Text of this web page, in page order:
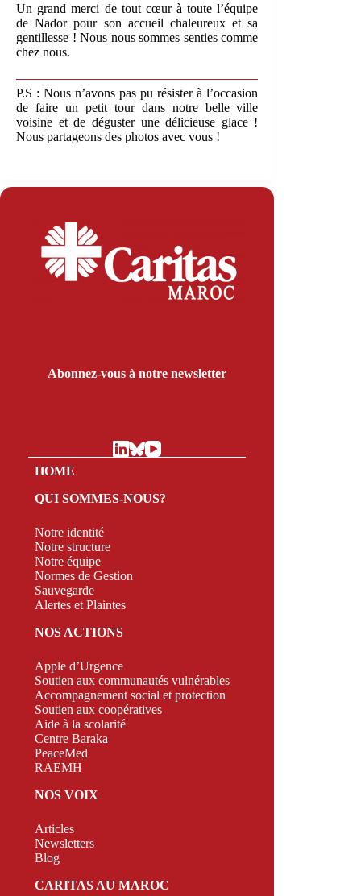
Un grand merci de tout cœur à toute l’équipe
de Nador pour son accueil chaleureux et sa
gentillesse ! Nous nous sommes senties comme
chez nous.
P.S : Nous n’avons pas pu résister à l’occasion
de faire un petit tour dans notre belle ville
voisine et de déguster une délicieuse glace !
Nous partageons des photos avec vous !
Abonnez-vous à notre newsletter
HOME
QUI SOMMES-NOUS?
Notre identité
Notre structure
Notre équipe
Normes de Gestion
Sauvegarde
Alertes et Plaintes
NOS ACTIONS
Apple d’Urgence
Soutien aux communautés vulnérables
Accompagnement social et protection
Soutien aux coopératives
Aide à la scolarité
Centre Baraka
PeaceMed
RAEMH
NOS VOIX
Articles
Newsletters
Blog
CARITAS AU MAROC